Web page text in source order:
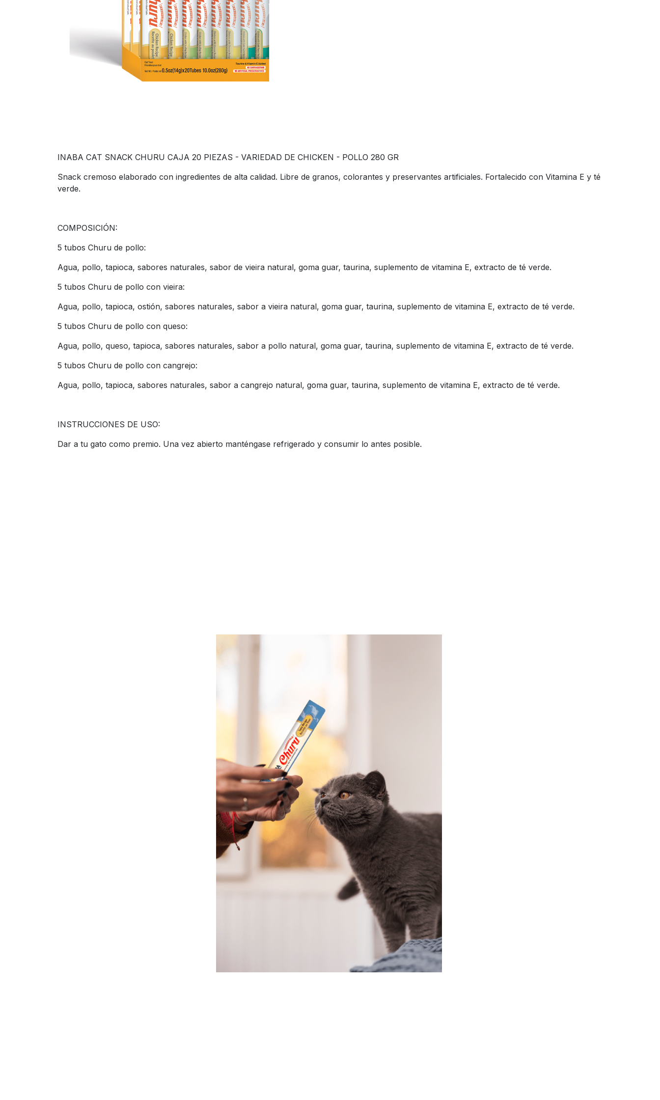
INABA CAT SNACK CHURU CAJA 20 PIEZAS - VARIEDAD DE CHICKEN - POLLO 280 GR
Snack cremoso elaborado con ingredientes de alta calidad. Libre de granos, colorantes y preservantes artificiales. Fortalecido con Vitamina E y té
verde.
COMPOSICIÓN:
5 tubos Churu de pollo:
Agua, pollo, tapioca, sabores naturales, sabor de vieira natural, goma guar, taurina, suplemento de vitamina E, extracto de té verde.
5 tubos Churu de pollo con vieira:
Agua, pollo, tapioca, ostión, sabores naturales, sabor a vieira natural, goma guar, taurina, suplemento de vitamina E, extracto de té verde.
5 tubos Churu de pollo con queso:
Agua, pollo, queso, tapioca, sabores naturales, sabor a pollo natural, goma guar, taurina, suplemento de vitamina E, extracto de té verde.
5 tubos Churu de pollo con cangrejo:
Agua, pollo, tapioca, sabores naturales, sabor a cangrejo natural, goma guar, taurina, suplemento de vitamina E, extracto de té verde.
INSTRUCCIONES DE USO:
Dar a tu gato como premio. Una vez abierto manténgase refrigerado y consumir lo antes posible.